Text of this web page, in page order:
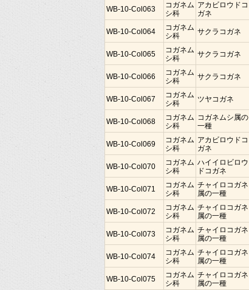
WB-10-Col063
コガネム
シ科
アカビロウドコ
ガネ
WB-10-Col064
コガネム
シ科
サクラコガネ
WB-10-Col065
コガネム
シ科
サクラコガネ
WB-10-Col066
コガネム
シ科
サクラコガネ
WB-10-Col067
コガネム
シ科
ツヤコガネ
WB-10-Col068
コガネム
シ科
コガネムシ属の
一種
WB-10-Col069
コガネム
シ科
アカビロウドコ
ガネ
WB-10-Col070
コガネム
シ科
ハイイロビロウ
ドコガネ
WB-10-Col071
コガネム
シ科
チャイロコガネ
属の一種
WB-10-Col072
コガネム
シ科
チャイロコガネ
属の一種
WB-10-Col073
コガネム
シ科
チャイロコガネ
属の一種
WB-10-Col074
コガネム
シ科
チャイロコガネ
属の一種
WB-10-Col075
コガネム
シ科
チャイロコガネ
属の一種